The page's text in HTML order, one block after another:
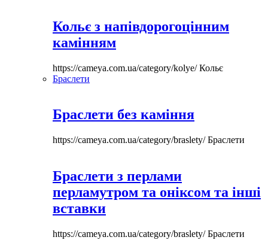
Кольє з напівдорогоцінним
камінням
https://cameya.com.ua/category/kolye/Кольє
Браслети
Браслети без каміння
https://cameya.com.ua/category/braslety/Браслети
Браслети з перлами
перламутром та оніксом та інші
вставки
https://cameya.com.ua/category/braslety/Браслети